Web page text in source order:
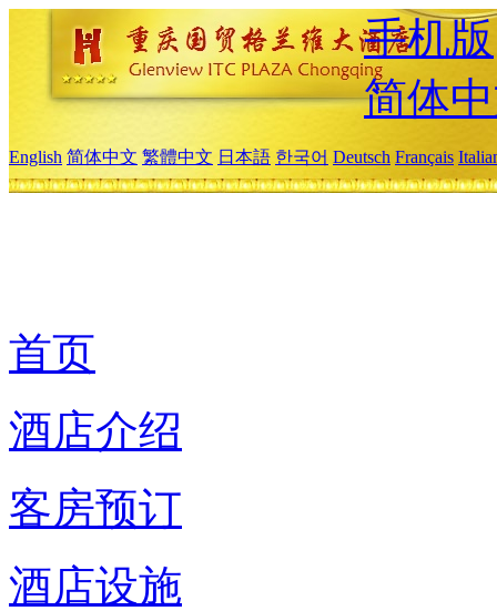
手机版
简体
English 简体中文 繁體中文 日本語 한국어 Deutsch Français
首页
酒店介绍
客房预订
酒店设施